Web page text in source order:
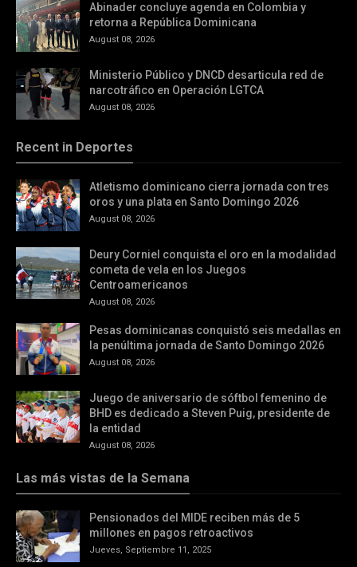
Abinader concluye agenda en Colombia y
retorna a República Dominicana
August 08, 2026
Ministerio Público y DNCD desarticula red de
narcotráfico en Operación LGTCA
August 08, 2026
Recent in Deportes
Atletismo dominicano cierra jornada con tres
oros y una plata en Santo Domingo 2026
August 08, 2026
Deury Corniel conquista el oro en la modalidad
cometa de vela en los Juegos
Centroamericanos
August 08, 2026
Pesas dominicanas conquistó seis medallas en
la penúltima jornada de Santo Domingo 2026
August 08, 2026
Juego de aniversario de sóftbol femenino de
BHD es dedicado a Steven Puig, presidente de
la entidad
August 08, 2026
Las más vistas de la Semana
Pensionados del MIDE reciben más de 5
millones en pagos retroactivos
Jueves, Septiembre 11, 2025